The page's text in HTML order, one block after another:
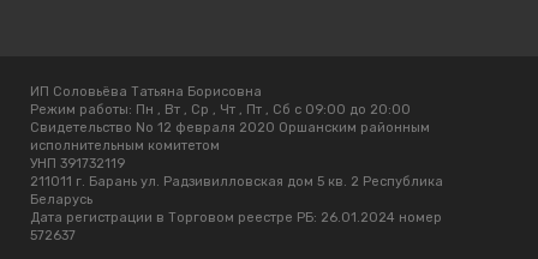
ИП Соловьёва Татьяна Борисовна
Режим работы: Пн , Вт , Ср , Чт , Пт , Сб c 09:00 до 20:00
Свидетельство No 12 февраля 2020 Оршанским районным
исполнительным комитетом
УНП 391732119
211011 г. Барань ул. Радзивилловская дом 5 кв. 2 Республика
Беларусь
Дата регистрации в Торговом реестре РБ: 26.01.2024 номер
572637